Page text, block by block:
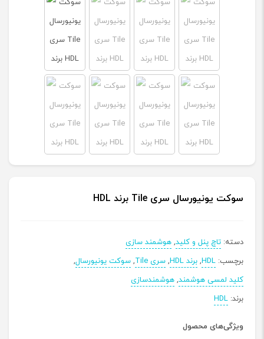
سوکت یونیورسال سری Tile برند HDL
دسته: تاچ پنل و کلید, هوشمند سازی
برچسب: HDL
, برند HDL , سری Tile , سوکت یونیورسال,
کلید لمسی هوشمند, هوشمندسازی
برند: HDL
ویژگی‌های محصول